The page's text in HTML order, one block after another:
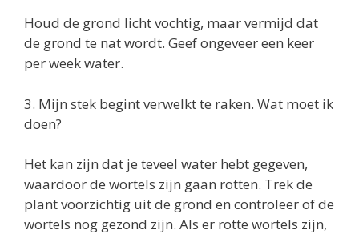
Houd de grond licht vochtig, maar vermijd dat
de grond te nat wordt. Geef ongeveer een keer
per week water.
3. Mijn stek begint verwelkt te raken. Wat moet ik
doen?
Het kan zijn dat je teveel water hebt gegeven,
waardoor de wortels zijn gaan rotten. Trek de
plant voorzichtig uit de grond en controleer of de
wortels nog gezond zijn. Als er rotte wortels zijn,